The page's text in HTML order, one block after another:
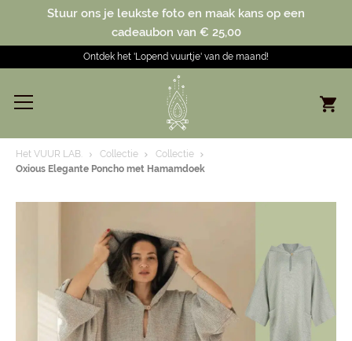
Stuur ons je leukste foto en maak kans op een
cadeaubon van € 25,00
Ontdek het 'Lopend vuurtje' van de maand!
Het VUUR LAB. Collectie
Collectie
Oxious Elegante Poncho met Hamamdoek